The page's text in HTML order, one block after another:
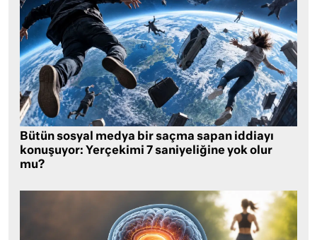
Bütün sosyal medya bir saçma sapan iddiayı
konuşuyor: Yerçekimi 7 saniyeliğine yok olur
mu?